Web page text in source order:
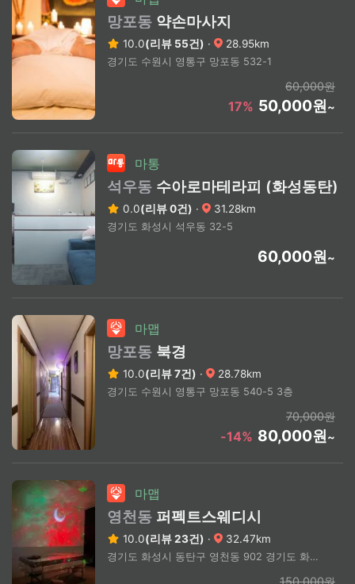
망포동 약손마사지
10.0(리뷰 55건) · 28.95km
경기도 수원시 영통구 망포동 532-1
60,000원
17% 50,000원~
마통
석우동 수아로마테라피 (화성동탄)
0.0(리뷰 0건) · 31.28km
경기도 화성시 석우동 32-5
60,000원~
마맵
망포동 북경
10.0(리뷰 7건) · 28.78km
경기도 수원시 영통구 망포동 540-5 3층
70,000원
-14% 80,000원~
마맵
영천동 퍼펙트스웨디시
10.0(리뷰 23건) · 32.47km
경기도 화성시 동탄구 영천동 902 경기도 화성시 동탄역 부근(상세주소문의)
150,000원